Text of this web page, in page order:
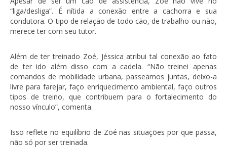
“liga/desliga”. É nítida a conexão entre a cachorra e sua
condutora. O tipo de relação de todo cão, de trabalho ou não,
merece ter com seu tutor.
Além de ter treinado Zoé, Jéssica atribui tal conexão ao fato
de ter ido além disso com a cadela. “Não treinei apenas
comandos de mobilidade urbana, passeamos juntas, deixo-a
livre para farejar, faço enriquecimento ambiental, faço outros
tipos de treino, que contribuem para o fortalecimento do
nosso vínculo”, comenta.
Isso reflete no equilíbrio de Zoé nas situações por que passa,
não só por ser treinada.